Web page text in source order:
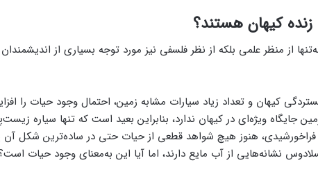
زنده کیهان هستند؟
از منظر علمی بلکه از نظر فلسفی نیز مورد توجه بسیاری از اندیشمندان
کیهان و تعداد زیاد سیارات مشابه زمین، احتمال وجود حیات را
ویژه‌ای در کیهان ندارد، بنابراین بعید است که تنها سیاره‌
فراخورشیدی، هنوز هیچ شواهد قطعی از حیات حتی در ساده‌ترین شکل آن
نشانه‌هایی از آب مایع دارند، اما آیا این به‌معنای وجود حیات